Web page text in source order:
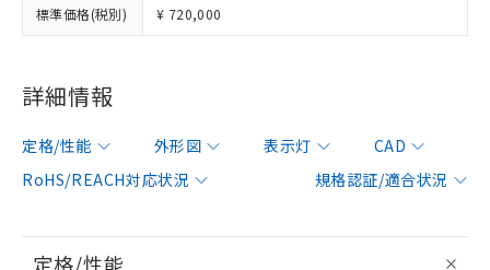
標準価格(税別) ¥ 720,000
詳細情報
定格/性能 外形図 表示灯
CAD
RoHS/REACH対応状況
規格認証/適合状況
定格/性能